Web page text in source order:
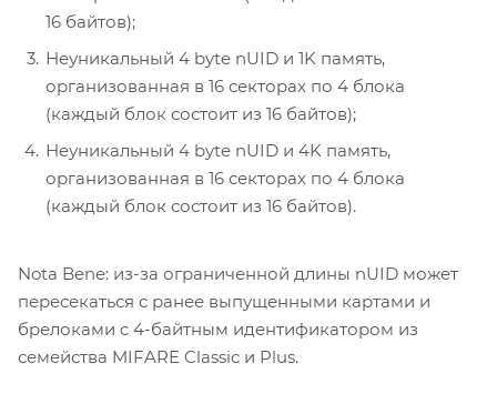
16 байтов);
Неуникальный 4 byte nUID и 1K память,
организованная в 16 секторах по 4 блока
(каждый блок состоит из 16 байтов);
Неуникальный 4 byte nUID и 4K память,
организованная в 16 секторах по 4 блока
(каждый блок состоит из 16 байтов).
Nota Bene: из-за ограниченной длины nUID может
пересекаться с ранее выпущенными картами и
брелоками c 4-байтным идентификатором из
семейства MIFARE Classic и Plus.